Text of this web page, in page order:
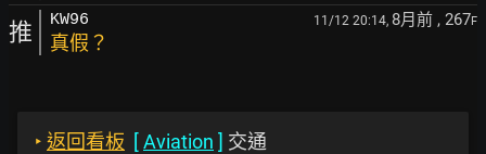
推 KW96 11/12 20:14, 8月前 , 267F
真假？
‣ 返回看板 [Aviation ] 交通